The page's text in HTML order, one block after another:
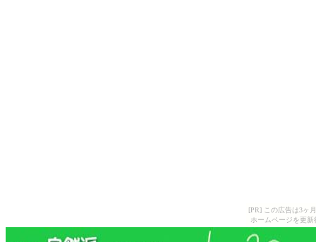
[PR] この広告は3ヶ
ホームページを更